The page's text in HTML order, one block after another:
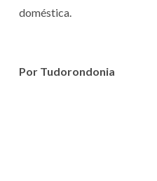
doméstica.
Por Tudorondonia